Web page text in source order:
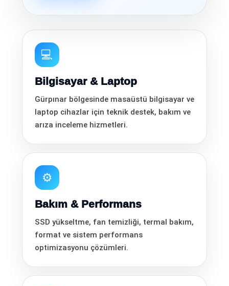
💻
Bilgisayar & Laptop
Gürpınar bölgesinde masaüstü bilgisayar ve
laptop cihazlar için teknik destek, bakım ve
arıza inceleme hizmetleri.
⚙️
Bakım & Performans
SSD yükseltme, fan temizliği, termal bakım,
format ve sistem performans
optimizasyonu çözümleri.